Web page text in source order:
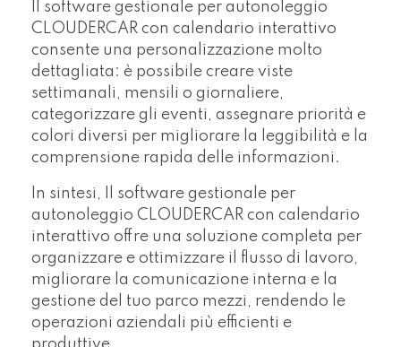
Il software gestionale per autonoleggio
CLOUDERCAR con calendario interattivo
consente una personalizzazione molto
dettagliata: è possibile creare viste
settimanali, mensili o giornaliere,
categorizzare gli eventi, assegnare priorità e
colori diversi per migliorare la leggibilità e la
comprensione rapida delle informazioni.
In sintesi, Il software gestionale per
autonoleggio CLOUDERCAR con calendario
interattivo offre una soluzione completa per
organizzare e ottimizzare il flusso di lavoro,
migliorare la comunicazione interna e la
gestione del tuo parco mezzi, rendendo le
operazioni aziendali più efficienti e